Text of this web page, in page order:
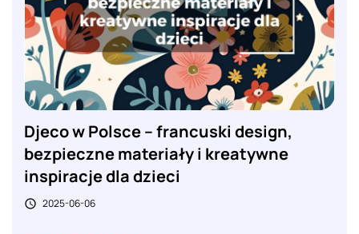
Djeco w Polsce – francuski design,
bezpieczne materiały i kreatywne
inspiracje dla dzieci
 2025-06-06